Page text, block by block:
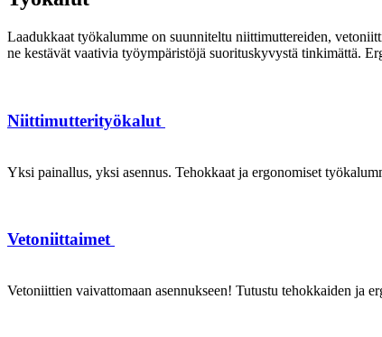
Laadukkaat työkalumme on suunniteltu niittimuttereiden,
ne kestävät vaativia työympäristöjä suorituskyvystä tinkimättä.
Niittimutterityökalut
Yksi painallus, yksi asennus. Tehokkaat ja ergonomiset
Vetoniittaimet
Vetoniittien vaivattomaan asennukseen! Tutustu tehokkaiden ja